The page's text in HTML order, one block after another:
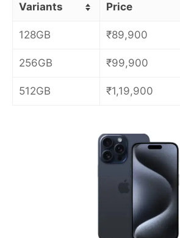
Variants Price
128GB ₹89,900
256GB ₹99,900
512GB ₹1,19,900